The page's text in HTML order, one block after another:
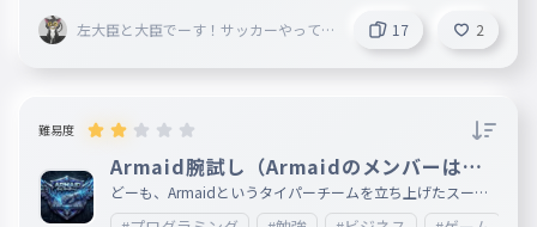
左大臣と大臣でーす！サッカーやって
17 2
難易度
Armaid腕試し（Armaidのメンバーは絶
対やって！）
どーも、Armaidというタイパーチームを立ち上げたスーパ
ーグレートと申します。 今回は、Armaidの腕試しタイピン